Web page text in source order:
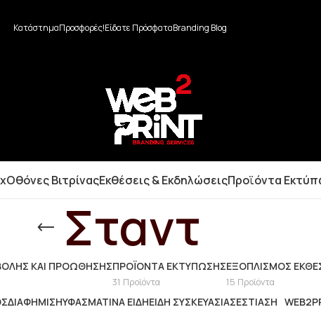
ΚατάστημαΠροσφορές!Είδατε ΠρόσφαταBranding Blog
Οθόνες ΒιτρίναςΕκθέσεις & ΕκδηλώσειςΠροϊόντα
Σταντ
ΚΑΙ ΠΡΟΏΘΗΣΗΣΠΡΟΪΌΝΤΑ ΕΚΤΎΠΩΣΗΣ
31 Προϊόντα
ΕΞΟΠΛΙΣΜΌΣ
15 Προϊόντα
ΔΙΑΦΉΜΙΣΗΥΦΑΣΜΆΤΙΝΑ ΕΊΔΗΕΊΔΗ ΣΥΣΚΕΥΑΣΊΑΣΕΣΤΊΑΣΗ